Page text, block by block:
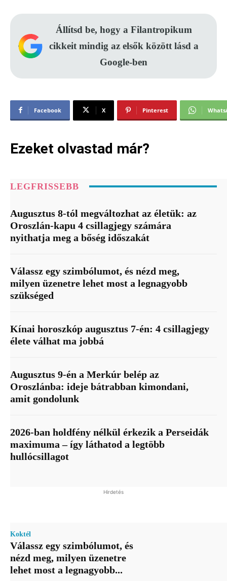
Állítsd be, hogy a Filantropikum
cikkeit mindig az elsők között lásd a
Google-ben
Facebook X Pinterest
Ezeket olvastad már?
LEGFRISSEBB
Augusztus 8-tól megváltozhat az életük: az
Oroszlán-kapu 4 csillagjegy számára
nyithatja meg a bőség időszakát
Válassz egy szimbólumot, és nézd meg,
milyen üzenetre lehet most a legnagyobb
szükséged
Kínai horoszkóp augusztus 7-én: 4 csillagjegy
élete válhat ma jobbá
Augusztus 9-én a Merkúr belép az
Oroszlánba: ideje bátrabban kimondani,
amit gondolunk
2026-ban holdfény nélkül érkezik a Perseidák
maximuma – így láthatod a legtöbb
hullócsillagot
Hirdetés
Koktél
Válassz egy szimbólumot, és
nézd meg, milyen üzenetre
lehet most a legnagyobb...